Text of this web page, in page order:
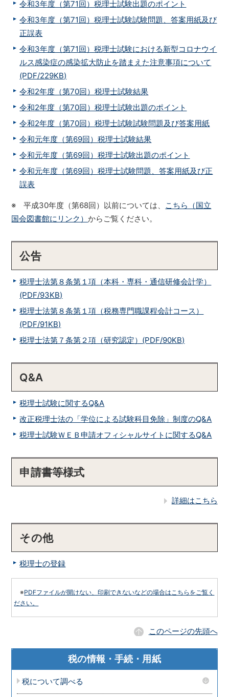
令和3年度（第71回）税理士試験出題のポイント
令和3年度（第71回）税理士試験試験問題、答案用紙及び
正誤表
令和3年度（第71回）税理士試験における新型コロナウイ
ルス感染症の感染拡大防止を踏まえた注意事項について
(PDF/229KB)
令和2年度（第70回）税理士試験結果
令和2年度（第70回）税理士試験出題のポイント
令和2年度（第70回）税理士試験試験問題及び答案用紙
令和元年度（第69回）税理士試験結果
令和元年度（第69回）税理士試験出題のポイント
令和元年度（第69回）税理士試験問題、答案用紙及び正
誤表
※ 平成30年度（第68回）以前については、 こちら（国立
国会図書館にリンク）からご覧ください。
公告
税理士法第８条第１項（本科・専科・通信研修会計学）
(PDF/93KB)
税理士法第８条第１項（税務専門職課程会計コース）
(PDF/91KB)
税理士法第７条第２項（研究認定）(PDF/90KB)
Q&A
税理士試験に関するQ&A
改正税理士法の「学位による試験科目免除」制度のQ&A
税理士試験ＷＥＢ申請オフィシャルサイトに関するQ&A
申請書等様式
詳細はこちら
その他
税理士の登録
※PDFファイルが開けない、印刷できないなどの場合はこちらをご覧く
ださい。
このページの先頭へ
税の情報・手続・用紙
税について調べる